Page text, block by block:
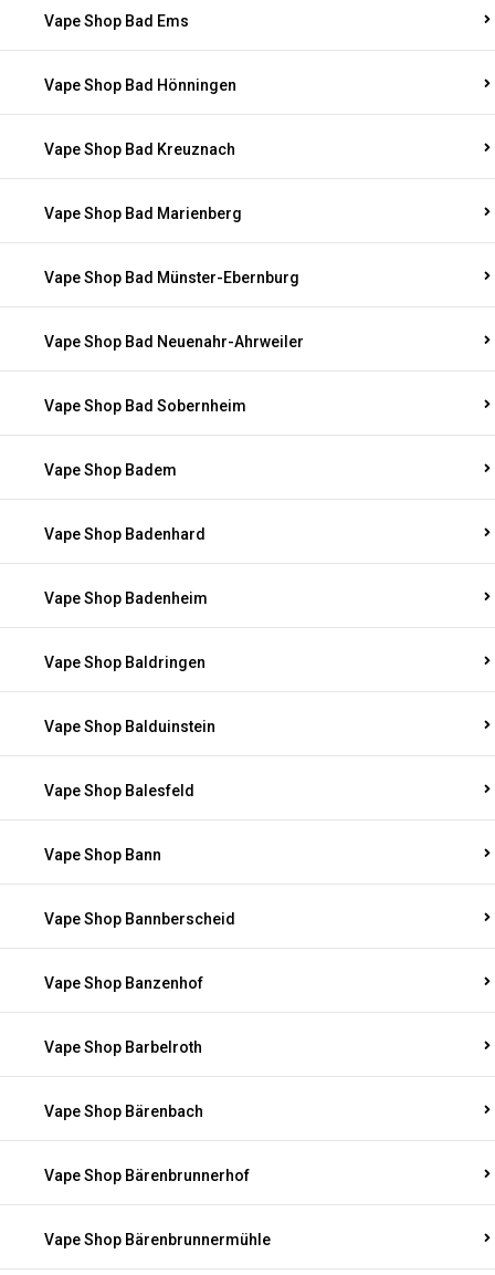
Vape Shop Bad Ems
Vape Shop Bad Hönningen
Vape Shop Bad Kreuznach
Vape Shop Bad Marienberg
Vape Shop Bad Münster-Ebernburg
Vape Shop Bad Neuenahr-Ahrweiler
Vape Shop Bad Sobernheim
Vape Shop Badem
Vape Shop Badenhard
Vape Shop Badenheim
Vape Shop Baldringen
Vape Shop Balduinstein
Vape Shop Balesfeld
Vape Shop Bann
Vape Shop Bannberscheid
Vape Shop Banzenhof
Vape Shop Barbelroth
Vape Shop Bärenbach
Vape Shop Bärenbrunnerhof
Vape Shop Bärenbrunnermühle